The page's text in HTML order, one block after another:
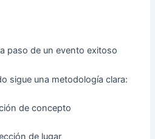
paso de un evento exitoso
sigue una metodología clara:
de concepto
de lugar